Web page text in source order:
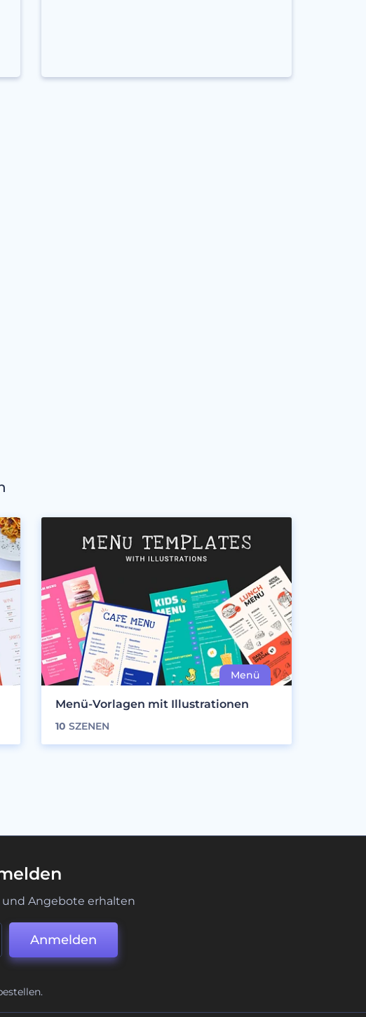
Menü-Vorlagen mit Illustrationen
10 SZENEN
und Angebote erhalten
Anmelden